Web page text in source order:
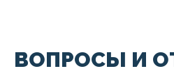
ВОПРОСЫ И